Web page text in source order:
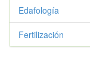
Edafología
Fertilización